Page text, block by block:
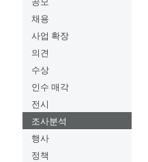
채용
사업 확장
의견
수상
인수 매각
전시
조사분석
행사
정책